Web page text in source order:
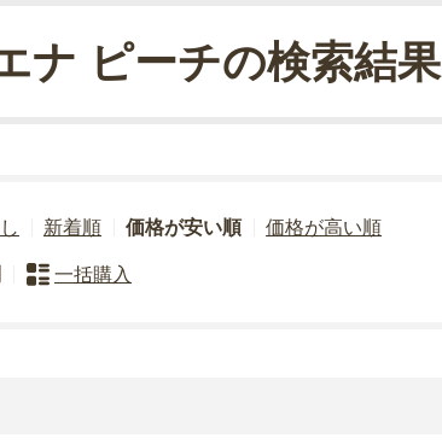
ナ ピーチの検索結果
新着順 価格が安い順 価格が高い順
一括購入